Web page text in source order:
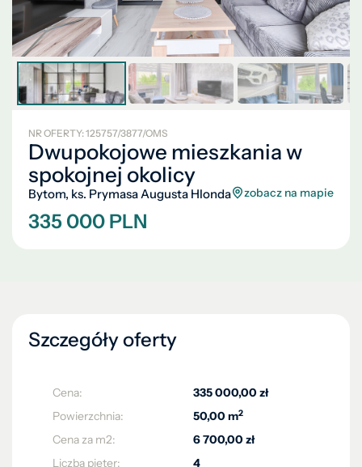
NR OFERTY: 125757/3877/OMS
Dwupokojowe mieszkania w
spokojnej okolicy
Bytom, ks. Prymasa Augusta Hlonda zobacz na mapie
335 000 PLN
Szczegóły oferty
Cena:
335 000,00 zł
Powierzchnia:
50,00 m2
Cena za m2:
6 700,00 zł
Liczba pięter:
4